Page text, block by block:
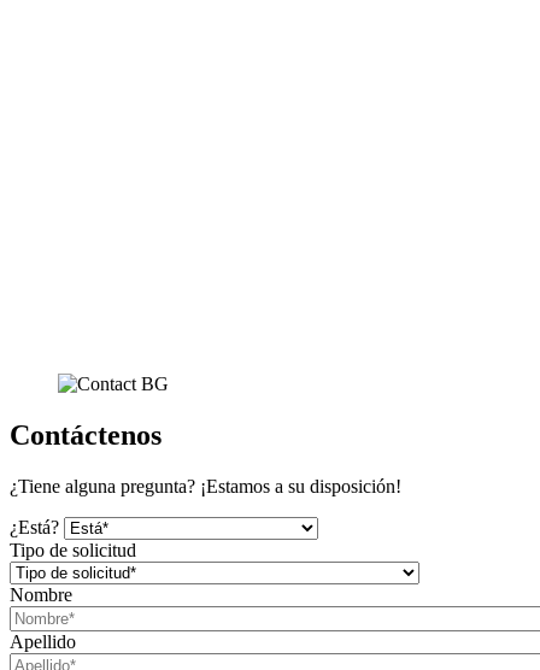
Contáctenos
¿Tiene alguna pregunta? ¡Estamos a su disposición!
¿Está?
Tipo de solicitud
Nombre
Apellido